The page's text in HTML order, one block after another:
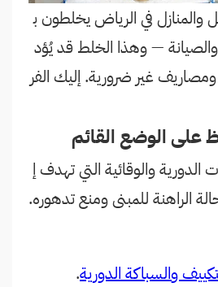
والمنازل في الرياض يخلطون ب
— وهذا الخلط قد يُؤد
غير ضرورية. إليك الفر
على الوضع القائم
الدورية والوقائية التي تهدف إ
الراهنة للمبنى ومنع تدهوره.
والسباكة الدورية.